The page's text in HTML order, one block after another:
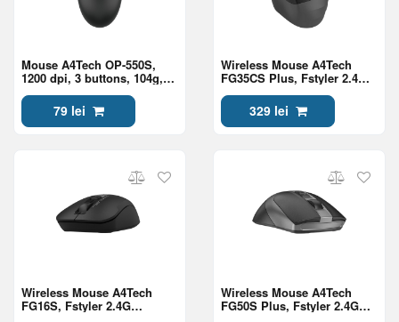
Mouse A4Tech OP-550S,
1200 dpi, 3 buttons, 104g,
Silent Button, Black
79 lei
Wireless Mouse A4Tech
FG35CS Plus, Fstyler 2.4G
Button , Gray
329 lei
Wireless Mouse A4Tech
FG16S, Fstyler 2.4G
Wireless Mouse A4Tech
FG50S Plus, Fstyler 2.4G